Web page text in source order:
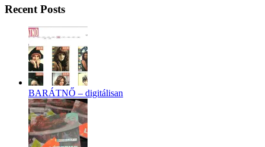
Recent Posts
BARÁTNŐ – digitálisan